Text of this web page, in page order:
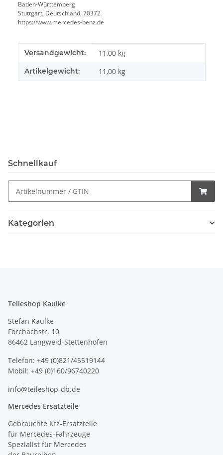
Baden-Württemberg
Stuttgart, Deutschland, 70372
https://www.mercedes-benz.de
Produkteigenschaft
Wert
Versandgewicht: 11,00 kg
Artikelgewicht: 11,00 kg
Schnellkauf
Kategorien
Teileshop Kaulke
Stefan Kaulke
Forchachstr. 10
86462 Langweid-Stettenhofen
Telefon: +49 (0)821/45519144
Mobil: +49 (0)160/96740220
info@teileshop-db.de
Mercedes Ersatzteile
Gebrauchte Kfz-Ersatzteile
für Mercedes-Fahrzeuge
Spezialist für Mercedes